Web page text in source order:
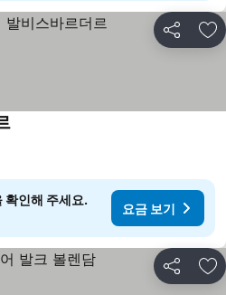
공유 즐
확인해 주세요.
요금 보기
공유 즐